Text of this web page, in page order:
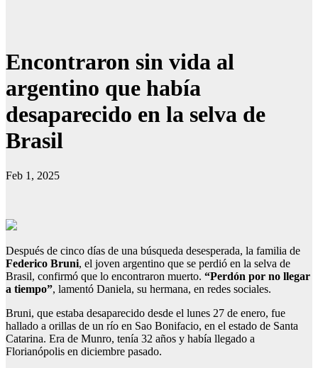
Encontraron sin vida al
argentino que había
desaparecido en la selva de
Brasil
Feb 1, 2025
Después de cinco días de una búsqueda desesperada, la familia de
Federico Bruni, el joven argentino que se perdió en la selva de
Brasil, confirmó que lo encontraron muerto. “Perdón por no llegar
a tiempo”, lamentó Daniela, su hermana, en redes sociales.
Bruni, que estaba desaparecido desde el lunes 27 de enero, fue
hallado a orillas de un río en Sao Bonifacio, en el estado de Santa
Catarina. Era de Munro, tenía 32 años y había llegado a
Florianópolis en diciembre pasado.